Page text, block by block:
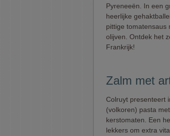
Pyreneeën. In een
heerlijke
pittige tomatensaus
olijven. Ontdek het
Frankrijk!
Zalm met
Colruyt presenteert
(volkoren) pasta
kerstomaten. Een
lekkers om extra